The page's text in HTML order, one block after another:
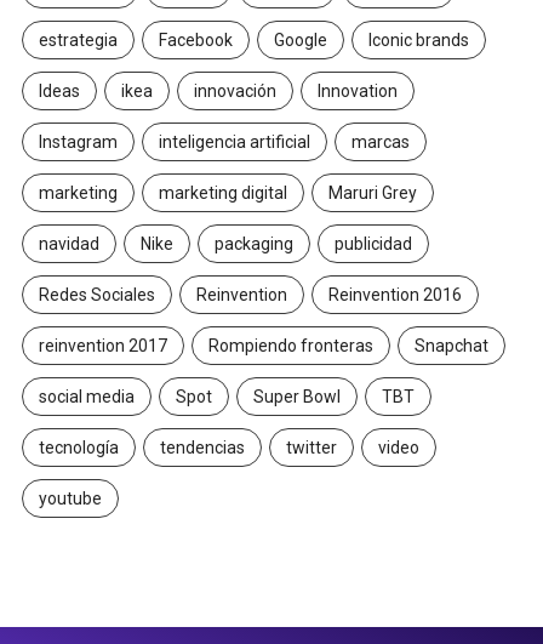
estrategia Facebook Google Iconic brands
Ideas ikea innovación Innovation
Instagram inteligencia artificial marcas
marketing marketing digital Maruri Grey
navidad Nike packaging publicidad
Redes Sociales Reinvention Reinvention 2016
reinvention 2017 Rompiendo fronteras Snapchat
social media Spot Super Bowl TBT
tecnología tendencias twitter video
youtube